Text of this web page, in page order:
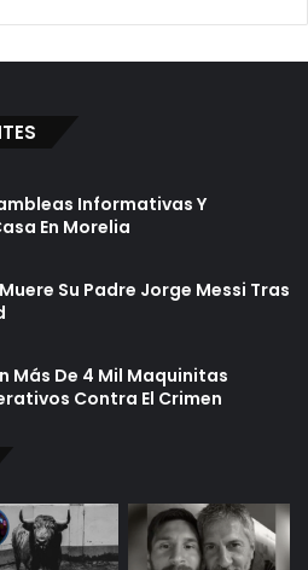
Informativas Y
En Morelia
Su Padre Jorge Messi Tras
De 4 Mil Maquinitas
Contra El Crimen